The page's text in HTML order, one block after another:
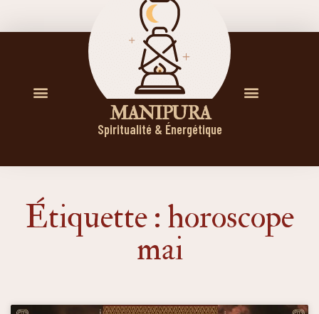
M A N I P U R A
Spiritualité & Énergétique
Étiquette : horoscope
mai